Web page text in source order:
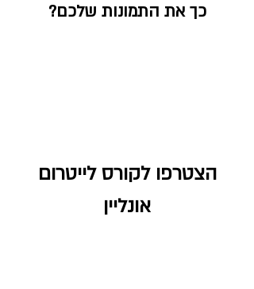
כך את התמונות שלכם?
הצטרפו לקורס לייטרום
אונליין